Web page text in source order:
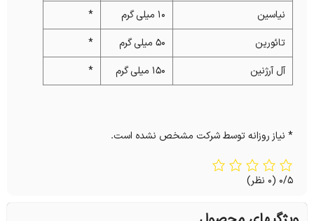
نیاسین
10 میلی گرم
*
تائورین
50 میلی گرم
*
آل آرژنین
150 میلی گرم *
* نیاز روزانه توسط شرکت مشخص نشده است.
0/5 (0 نظر)